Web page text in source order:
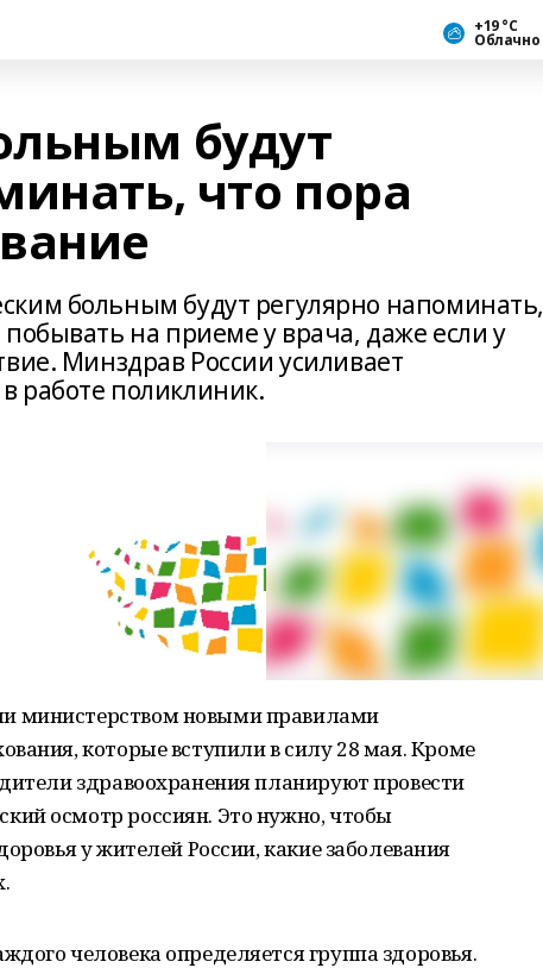
+19 °С
Облачно
будут
что пора
больным будут регулярно напоминать,
на приеме у врача, даже если у
Минздрав России усиливает
работе поликлиник.
министерством новыми правилами
которые вступили в силу 28 мая. Кроме
здравоохранения планируют провести
осмотр россиян. Это нужно, чтобы
у жителей России, какие заболевания
человека определяется группа здоровья.